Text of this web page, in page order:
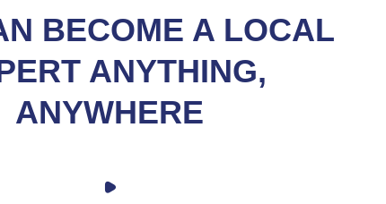
BECOME A LOCAL
ANYTHING,
ANYWHERE